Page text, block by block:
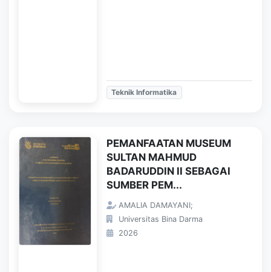
Teknik Informatika
PEMANFAATAN MUSEUM
SULTAN MAHMUD
BADARUDDIN II SEBAGAI
SUMBER PEM...
AMALIA DAMAYANI;
Universitas Bina Darma
2026